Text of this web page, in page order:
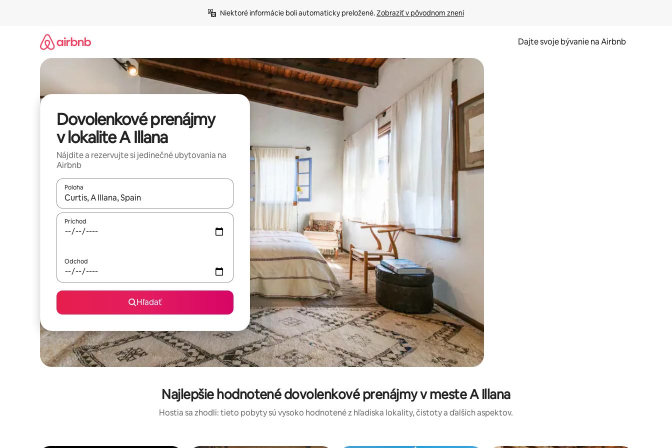
Niektoré informácie boli automaticky preložené. Zobraziť v pôvodnom znení
Dajte svoje bývanie na Airbnb
Dovolenkové prenájmy
v lokalite A Illana
Nájdite a rezervujte si jedinečné ubytovania na
Airbnb
Poloha
Keď budú výsledky k dispozícii, môžete si ich prechádzať pomocou klávesov so šípkami nahor a nadol alebo ich preskúmať pomocou dotykových gest či potiahnutia prstom.
Príchod
Odchod
Hľadať
Najlepšie hodnotené dovolenkové prenájmy v meste A Illana
Hostia sa zhodli: tieto pobyty sú vysoko hodnotené z hľadiska lokality, čistoty a ďalších aspektov.